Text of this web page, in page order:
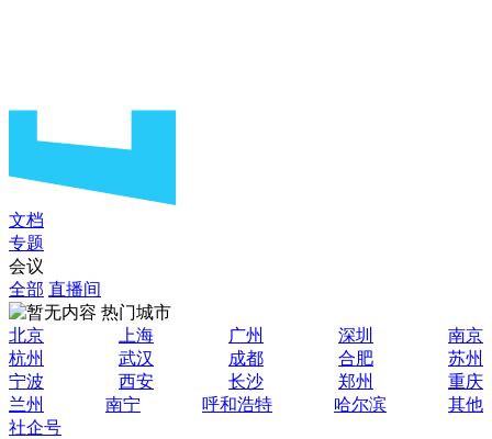
文档
专题
会议
全部 直播间
热门城市
北京
上海 广州 深圳
南京
杭州
武汉 成都 合肥
苏州
宁波
西安 长沙 郑州
重庆
兰州
南宁 呼和浩特 哈尔滨
其他
社企号